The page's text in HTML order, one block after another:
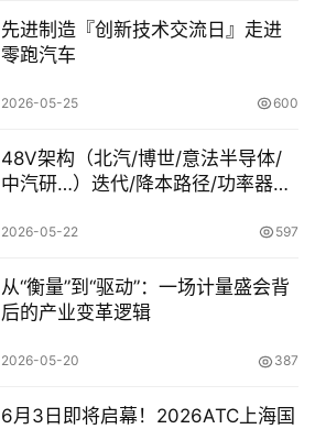
先进制造『创新技术交流日』走进
零跑汽车
2026-05-25 600
48V架构（北汽/博世/意法半导体/
中汽研…）迭代/降本路径/功率器件/
2026-05-22 597
从“衡量”到“驱动”：一场计量盛会背
后的产业变革逻辑
2026-05-20 387
6月3日即将启幕！2026ATC上海国